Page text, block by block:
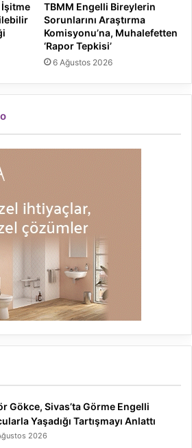
İşitme
TBMM Engelli Bireylerin
Sorunlarını Araştırma
Komisyonu’na, Muhalefetten
‘Rapor Tepkisi’
6 Ağustos 2026
Gökce, Sivas’ta Görme Engelli
Yaşadığı Tartışmayı Anlattı
2026